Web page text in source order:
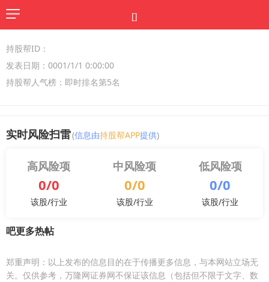
[]
持股帮ID：
发表日期：0001/1/1 0:00:00
持股帮人气榜：即时排名第5名
实时风险扫雷(信息由持股帮APP提供)
高风险项
0/0
该股/行业
中风险项
0/0
该股/行业
低风险项
0/0
该股/行业
吧更多热帖
郑重声明：以上发布的信息目的在于传播更多信息，与本网站立场无
关。仅供参考，万隆网证券网不保证该信息（包括但不限于文字、数